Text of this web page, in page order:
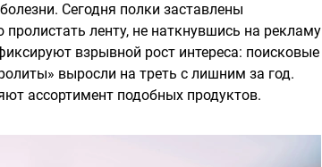
Сегодня полки заставлены
ленту, не наткнувшись на рекламу
взрывной рост интереса: поисковые
выросли на треть с лишним за год.
ассортимент подобных продуктов.